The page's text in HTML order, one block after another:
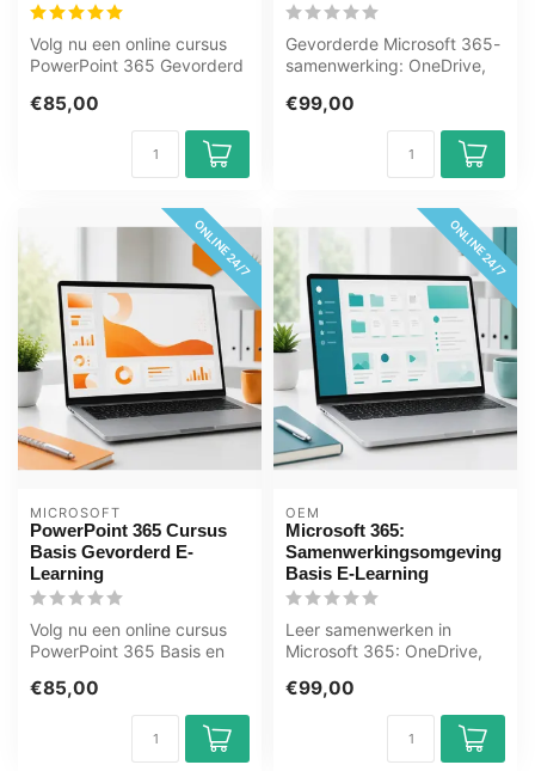
Volg nu een online cursus
PowerPoint 365 Gevorderd
€85,00
Gevorderde Microsoft 365-
samenwerking: OneDrive,
Outlo...
€99,00
ONLINE 24/7
MICROSOFT
PowerPoint 365 Cursus
Basis Gevorderd E-
Learning
Volg nu een online cursus
PowerPoint 365 Basis en
...
€85,00
ONLINE 24/7
OEM
Microsoft 365:
Samenwerkingsomgeving
Basis E-Learning
Leer samenwerken in
Microsoft 365: OneDrive,
en Offic...
€99,00